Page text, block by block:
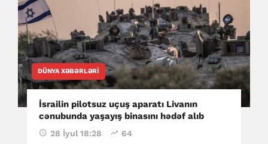
DÜNYA XƏBƏRLƏRI
İsrailin pilotsuz uçuş aparatı Livanın
cənubunda yaşayış binasını hədəf alıb
28 İyul 18:28 64